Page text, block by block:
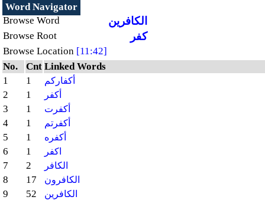
Word Navigator
Browse Word
الكافرين
Browse Root كفر
Browse Location [11:42]
No.
Cnt Linked Words
1
1 أكفاركم
2 1 أكفر
3 1 أكفرت
4 1 أكفرتم
5 1 أكفره
6 1 اكفر
7 2 الكافر
8 17 الكافرون
9 52 الكافرين